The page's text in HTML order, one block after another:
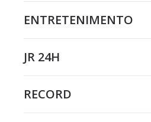
ENTRETENIMENTO
JR 24H
RECORD